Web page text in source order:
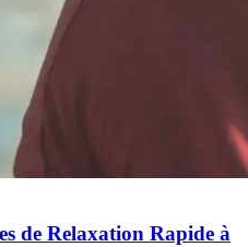
de Relaxation Rapide à